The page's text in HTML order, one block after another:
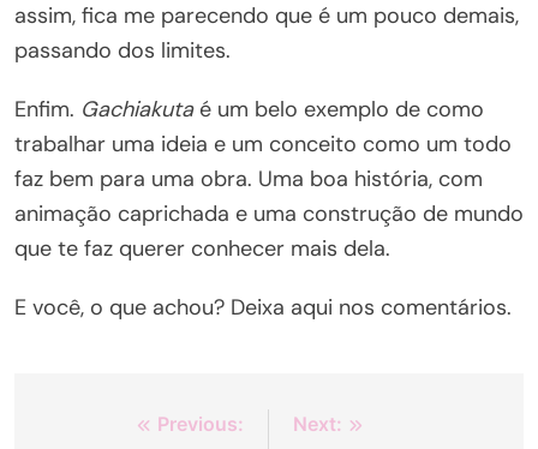
assim, fica me parecendo que é um pouco demais,
passando dos limites.
Enfim. Gachiakuta é um belo exemplo de como
trabalhar uma ideia e um conceito como um todo
faz bem para uma obra. Uma boa história, com
animação caprichada e uma construção de mundo
que te faz querer conhecer mais dela.
E você, o que achou? Deixa aqui nos comentários.
NavegaçãoPrevious:
Next: